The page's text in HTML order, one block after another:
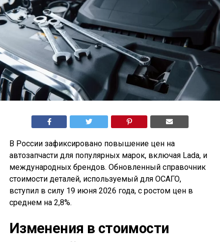
В России зафиксировано повышение цен на
автозапчасти для популярных марок, включая Lada, и
международных брендов. Обновленный справочник
стоимости деталей, используемый для ОСАГО,
вступил в силу 19 июня 2026 года, с ростом цен в
среднем на 2,8%.
Изменения в стоимости